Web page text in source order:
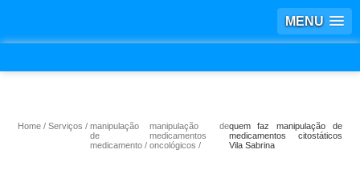
MENU
Home Serviços
manipulação
de
medicamento
manipulação de
medicamentos
oncológicos
quem faz manipulação de
medicamentos citostáticos
Vila Sabrina